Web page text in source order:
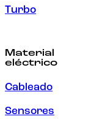
Turbo
Material
eléctrico
Cableado
Sensores